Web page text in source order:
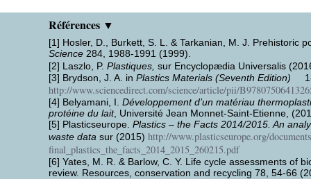
Références ▼
[1] Hosler, D., Burkett, S. L. & Tarkanian, M. J. Prehistoric
Science 284, 1988-1991 (1999).
[2] Laszlo, P. Plastiques, sur Encyclopædia Universalis
[3] Brydson, J. A. in Plastics Materials (Seventh Edition) 1-
http://www.sciencedirect.com/science/article/pii/
[4] Belyamani, I. Développement d’un matériau
protéine du lait, Université Jean Monnet-Saint-Etienne,
[5] Plasticseurope. Plastics – the Facts 2014/2015. An
waste data sur (2015) http://www.plasticseurope.org/
final_plastics_the_facts_2014_2015_260215.pdf
[6] Yates, M. R. & Barlow, C. Y. Life cycle assessments of
review. Resources, conservation and recycling 78, 54-66